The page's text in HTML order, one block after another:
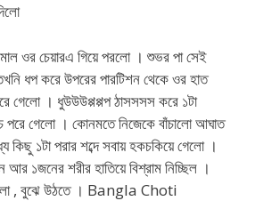
ওর চেয়ারএ গিয়ে পরলো । শুভর পা সেই
ধপ করে উপরের পারটিশন থেকে ওর হাত
গেলো । ধুউউউপ্পপ্পপ ঠাসসসস করে ১টা
গেলো । কোনমতে নিজেকে বাঁচালো আঘাত
কিছু ১টা পরার শব্দে সবায় হকচকিয়ে গেলো ।
১জনের শরীর হাতিয়ে বিশ্রাম নিচ্ছিল ।
, বুঝে উঠতে । Bangla Choti